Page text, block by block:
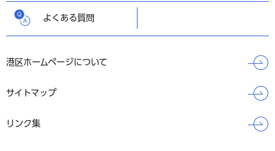
よくある質問
港区ホームページについて
サイトマップ
リンク集